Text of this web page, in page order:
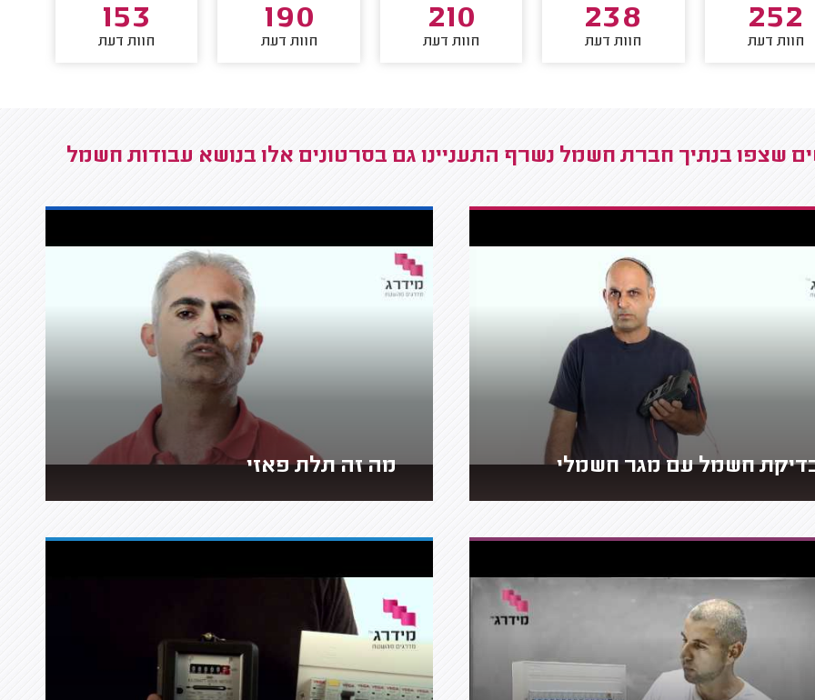
252
חוות דעת
238
חוות דעת
210
חוות דעת
190
חוות דעת
153
חוות דעת
שצפו בנתיך חברת חשמל נשרף התעניינו גם בסרטונים אלו בנושא עבודות חשמל
חשמל עם מגר חשמלי מה זה תלת פאזי